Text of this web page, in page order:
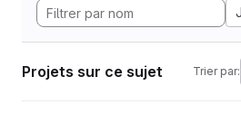
Projets sur ce sujet Trier par: